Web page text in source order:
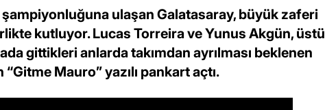
ulaşan Galatasaray, büyük zaferi
kutluyor. Lucas Torreira ve Yunus Akgün, üstü
gittikleri anlarda takımdan ayrılması beklenen
Mauro” yazılı pankart açtı.